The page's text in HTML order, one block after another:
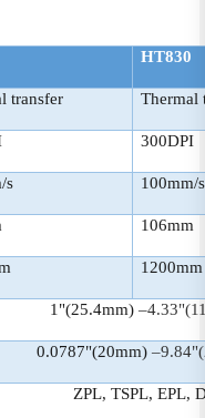
HT830
transfer Thermal
300DPI
s 100mm/s
106mm
1200mm
1"(25.4mm) ‒
0.0787"(20mm) ‒
ZPL, TSPL, EPL,